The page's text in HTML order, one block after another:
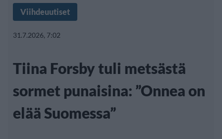
Viihdeuutiset
31.7.2026, 7:02
Tiina Forsby tuli metsästä
sormet punaisina: ”Onnea on
elää Suomessa”